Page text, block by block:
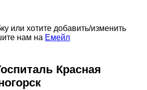
или хотите добавить/изменить
нам на Емейл
Красная